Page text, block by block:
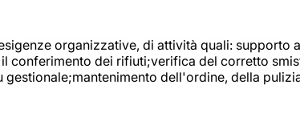
organizzative, di attività quali:
dei rifiuti;verifica del corretto
dell'ordine, della